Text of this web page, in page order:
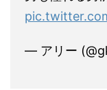
— アリー